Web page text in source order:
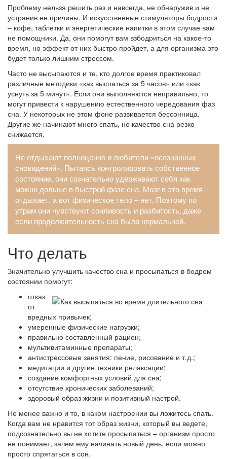
Проблему нельзя решить раз и навсегда, не обнаружив и не
устранив ее причины. И искусственные стимуляторы бодрости
– кофе, таблетки и энергетические напитки в этом случае вам
не помощники. Да, они помогут вам взбодриться на какое-то
время, но эффект от них быстро пройдет, а для организма это
будет только лишним стрессом.
Часто не высыпаются и те, кто долгое время практиковал
различные методики «как выспаться за 5 часов» или «как
уснуть за 5 минут». Если они выполняются неправильно, то
могут привести к нарушению естественного чередования фаз
сна. У некоторых не этом фоне развивается бессонница.
Другие же начинают много спать, но качество сна резко
снижается.
Не отдыхают полноценно и любители «осознанных
сновидений». Пытаясь контролировать собственное
состояние, они сознательно удерживают себя как
можно дольше в быстрой фазе сна. Мозг в это время
отдыхает, а вот физическое тело – нет. Поэтому по
утрам они чувствуют сонливость и разбитость, даже
если продолжительность сна была нормальной.
Что делать
Значительно улучшить качество сна и просыпаться в бодром
состоянии помогут:
отказ
от
вредных привычек;
умеренные физические нагрузки;
правильно составленный рацион;
мультивитаминные препараты;
антистрессовые занятия: пение, рисование и т.д.;
медитации и другие техники релаксации;
создание комфортных условий для сна;
отсутствие хронических заболеваний;
здоровый образ жизни и позитивный настрой.
Не менее важно и то, в каком настроении вы ложитесь спать.
Когда вам не нравится тот образ жизни, который вы ведете,
подсознательно вы не хотите просыпаться – организм просто
не понимает, зачем ему начинать новый день, если можно
просто спрятаться в сон.